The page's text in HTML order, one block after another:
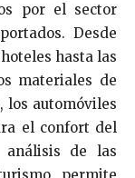
por el sector
Desde
hasta las
materiales de
los automóviles
el confort del
análisis de las